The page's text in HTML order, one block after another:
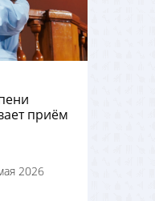
приём
2026